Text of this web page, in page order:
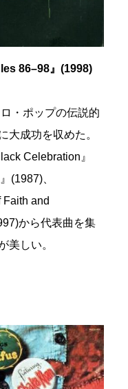
86–98』(1998)
・ポップの伝説的
大成功を収めた。
Celebration』
(1987)、
Faith and
から代表曲を集
美しい。